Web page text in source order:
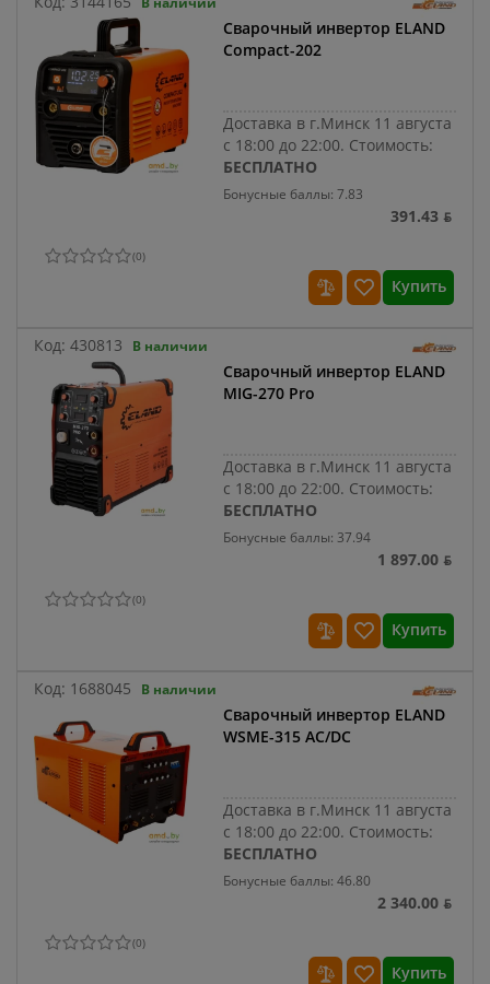
Сварочный инвертор ELAND
Compact-202
Доставка в г.Минск 11 августа
с 18:00 до 22:00. Стоимость:
БЕСПЛАТНО
Бонусные баллы: 7.83
391.43 ƃ
(0)
Купить
Код: 430813 В наличии
Сварочный инвертор ELAND
MIG-270 Pro
Доставка в г.Минск 11 августа
с 18:00 до 22:00. Стоимость:
БЕСПЛАТНО
Бонусные баллы: 37.94
1 897.00 ƃ
(0)
Купить
Код: 1688045 В наличии
Сварочный инвертор ELAND
WSME-315 AC/DC
Доставка в г.Минск 11 августа
с 18:00 до 22:00. Стоимость:
БЕСПЛАТНО
Бонусные баллы: 46.80
2 340.00 ƃ
(0)
Купить